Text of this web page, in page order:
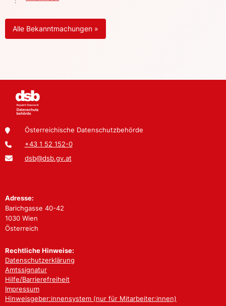
Alle Bekanntmachungen »
Österreichische Datenschutzbehörde
+43 1 52 152-0
dsb@dsb.gv.at
Adresse:
Barichgasse 40-42
1030 Wien
Österreich
Rechtliche Hinweise:
Datenschutzerklärung
Amtssignatur
Hilfe/Barrierefreiheit
Impressum
Hinweisgeber:innensystem (nur für Mitarbeiter:innen)